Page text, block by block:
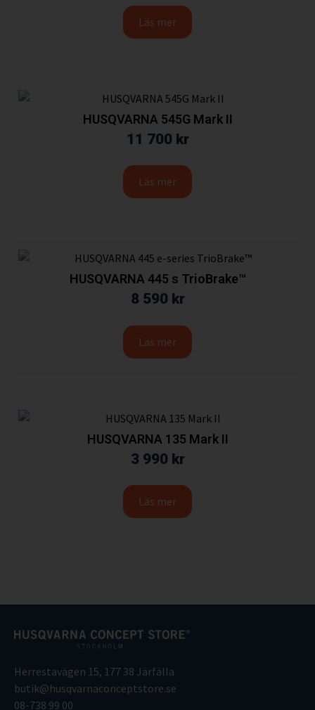
Läs mer
HUSQVARNA 545G Mark II
11 700 kr
Läs mer
HUSQVARNA 445 s TrioBrake™
8 590 kr
Läs mer
HUSQVARNA 135 Mark II
3 990 kr
Läs mer
Herrestavägen 15, 177 38 Järfälla
butik@husqvarnaconceptstore.se
08-738 99 00